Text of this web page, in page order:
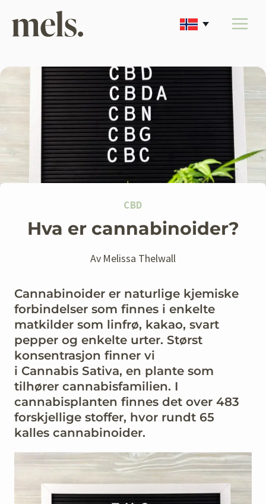
CBD
Hva er cannabinoider?
Av Melissa Thelwall
Cannabinoider er naturlige kjemiske
forbindelser som finnes i enkelte
matkilder som linfrø, kakao, svart
pepper og enkelte urter. Størst
konsentrasjon finner vi
i Cannabis Sativa, en plante som
tilhører cannabisfamilien. I
cannabisplanten finnes det over 483
forskjellige stoffer, hvor rundt 65
kalles cannabinoider.